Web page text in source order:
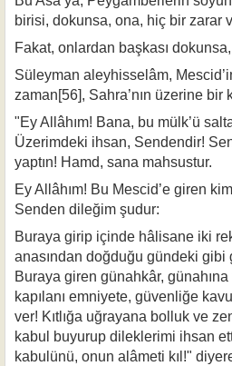
birisi, dokunsa, ona, hiç bir zarar
Fakat, onlardan başkası
Süleyman aleyhisselâm,
zaman[56], Sahra’nın üzerine bir
"Ey Allâhım! Bana, bu mülk’ü
Üzerimdeki ihsan, Sendendir!
yaptın! Hamd, sana mahsustur.
Ey Allâhım! Bu Mescid’e giren
Senden dileğim şudur:
Buraya girip içinde hâlisane iki
anasından doğduğu gündeki gibi
Buraya giren günahkâr,
kapılanı emniyete, güvenliğe
ver! Kıtlığa uğrayana bolluk ve
kabul buyurup dileklerimi ihsan
kabulünü, onun alâmeti kıl!"